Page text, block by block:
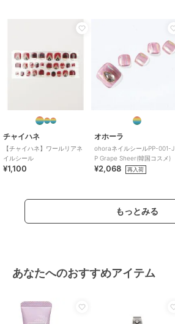
チャイハネ
【チャイハネ】ワールリアネ
イルシール
¥1,100
オホーラ
ohoraネイルシールPP-001-J
P Grape Sheer(韓国コスメ)
¥2,068 再入荷
もっとみる
あなたへのおすすめアイテム